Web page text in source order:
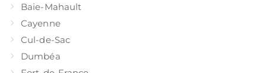
Baie-Mahault
Cayenne
Cul-de-Sac
Dumbéa